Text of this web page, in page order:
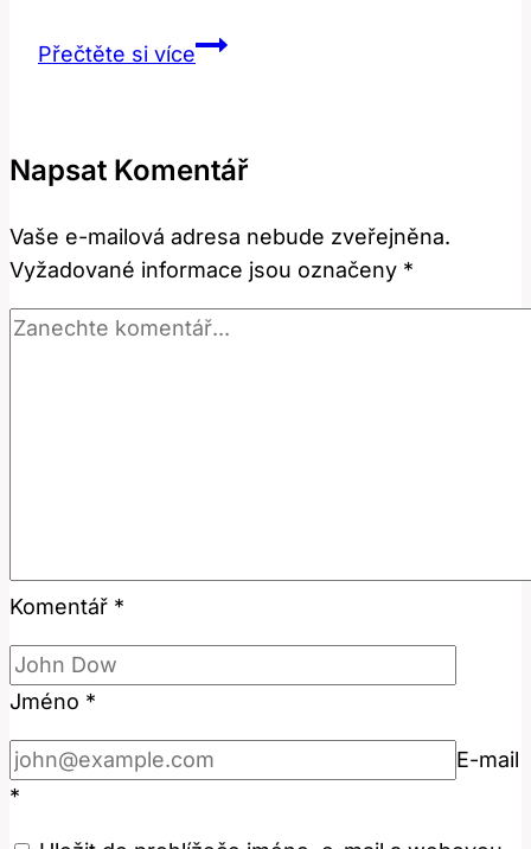
Přečtěte si víceIn
a
Používat
Tuto
Anglickou
Frázi?
Napsat Komentář
Vaše e-mailová adresa nebude zveřejněna.
Vyžadované informace jsou označeny *
Komentář *
Jméno *
E-mail
*